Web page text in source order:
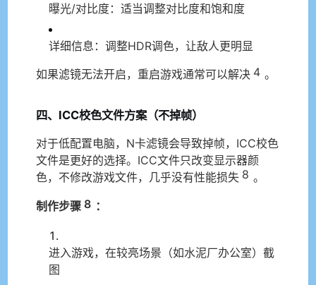
曝光/对比度：适当调整对比度和饱和度
详细信息：调整HDR调色，让敌人更明显
如果滤镜无法开启，重启游戏通常可以解决 4 。
四、ICC校色文件方案（不掉帧）
对于低配置电脑，N卡滤镜会导致掉帧，ICC校色
文件是更好的选择。ICC文件只改变显示器颜
色，不修改游戏文件，几乎没有性能损失 8 。
制作步骤 8 ：
进入游戏，在较亮场景（如水泥厂办公室）截
图